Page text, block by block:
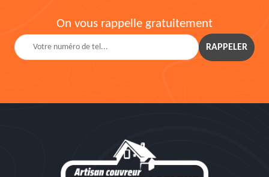
On vous rappelle gratuitement